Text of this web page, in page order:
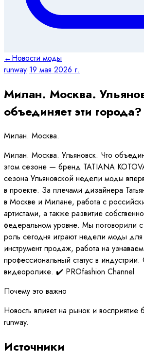
←Новости моды
runway·19 мая 2026 г.
Милан. Москва.
объединяет эти города?
Милан. Москва.
Милан. Москва. Ульяновск. Что
этом сезоне — бренд TATIANA
сезона Ульяновской недели моды
в проекте. За плечами дизайнера
в Москве и Милане, работа с
артистами, а также развитие
федеральном уровне. Мы поговорили с
роль сегодня играют недели моды
инструмент продаж, работа на
профессиональный статус в
видеоролике. ✔️ PROfashion Channel
Почему это важно
Новость влияет на рынок и восприятие
runway.
Источники